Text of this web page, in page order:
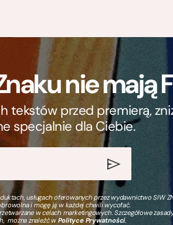
nie mają
tekstów przed premierą,
specjalnie dla Ciebie.
usługach oferowanych przez wydawnictwo SIW
i mogę ją w każdej chwili wycofać.
w celach marketingowych. Szczegółowe
można znaleźć wPolityce Prywatności.